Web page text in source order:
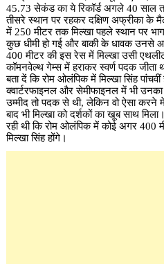
45.73 सेकंड का ये रिकॉर्ड अगले 40 साल
तीसरे स्थान पर रहकर दक्षिण अफ्रीका के
में 250 मीटर तक मिल्खा पहले स्थान पर
कुछ धीमी हो गई और बाकी के धावक उनसे
400 मीटर की इस रेस में मिल्खा उसी
कॉमनवेल्थ गेम्स में हराकर स्वर्ण पदक जीता
बता दें कि रोम ओलंपिक में मिल्खा सिंह
क्वार्टरफाइनल और सेमीफाइनल में भी उनका
उम्मीद तो पदक से थी, लेकिन वो ऐसा करने
बाद भी मिल्खा को दर्शकों का खूब साथ
रही थी कि रोम ओलंपिक में कोई अगर 400
मिल्खा सिंह होंगे।